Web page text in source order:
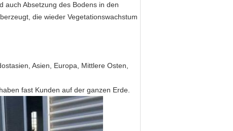
auch Absetzung des Bodens in den
die wieder Vegetationswachstum
Asien, Europa, Mittlere Osten,
fast Kunden auf der ganzen Erde.